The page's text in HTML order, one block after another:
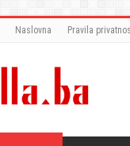
Naslovna Pravila